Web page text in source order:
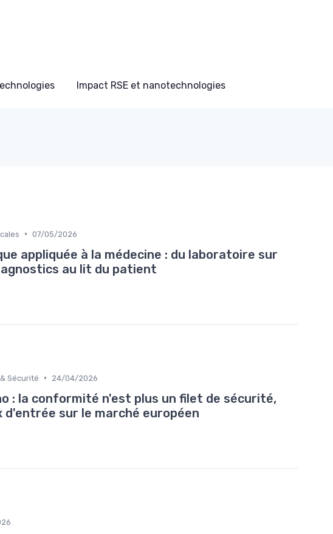
Impact RSE et nanotechnologies
• 07/05/2026
appliquée à la médecine : du laboratoire sur
au lit du patient
Sécurité • 24/04/2026
: la conformité n'est plus un filet de sécurité,
d'entrée sur le marché européen